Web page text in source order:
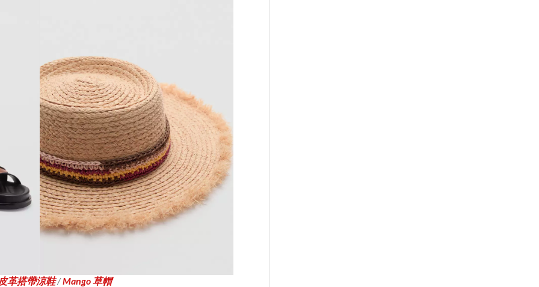
革搭帶涼鞋/Mango 草帽